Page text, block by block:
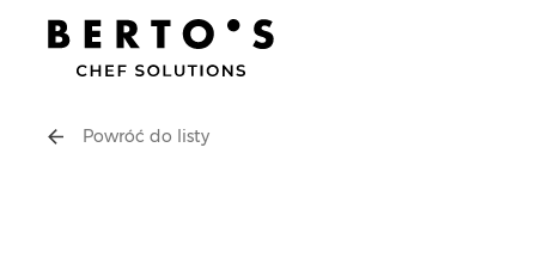
Powróć do listy